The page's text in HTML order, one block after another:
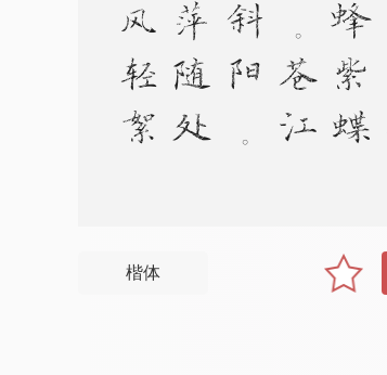
楷体